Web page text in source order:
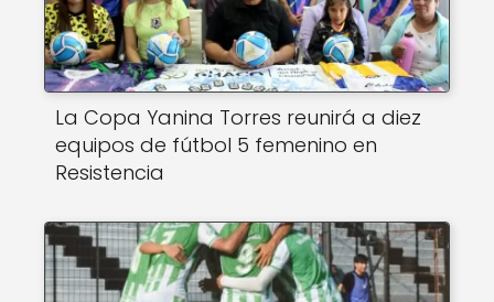
La Copa Yanina Torres reunirá a diez
equipos de fútbol 5 femenino en
Resistencia